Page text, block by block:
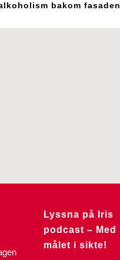
bakom fasaden
Lyssna på Iris
podcast – Med
målet i sikte!